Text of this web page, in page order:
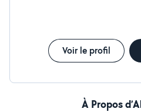
Voir le profil
À Propos